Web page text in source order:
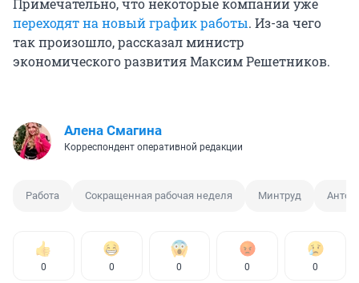
Примечательно, что некоторые компании уже
переходят на новый график работы. Из-за чего
так произошло, рассказал министр
экономического развития Максим Решетников.
Алена Смагина
Корреспондент оперативной редакции
Работа Сокращенная рабочая неделя Минтруд Антон
0 0 0 0 0